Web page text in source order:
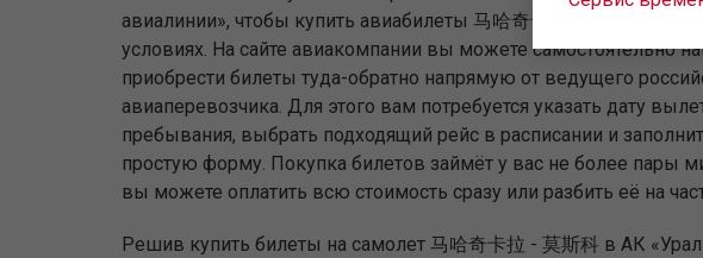
авиалинии», чтобы купить авиабилеты 马哈奇卡拉 - 莫斯科 на
условиях. На сайте авиакомпании вы можете самостоятельно
приобрести билеты туда-обратно напрямую от ведущего
авиаперевозчика. Для этого вам потребуется указать дату
пребывания, выбрать подходящий рейс в расписании и
простую форму. Покупка билетов займёт у вас не более пары
вы можете оплатить всю стоимость сразу или разбить её на
Решив купить билеты на самолет 马哈奇卡拉 - 莫斯科 в АК